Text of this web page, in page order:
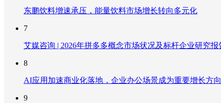
东鹏饮料增速承压，能量饮料市场增长转向多元化
7
艾媒咨询 | 2026年拼多多概念市场状况及标杆企业研究报
8
AI应用加速商业化落地，企业办公场景成为重要增长方向
9